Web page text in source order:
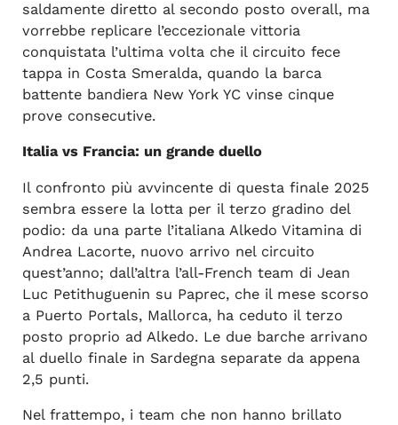
saldamente diretto al secondo posto overall, ma
vorrebbe replicare l’eccezionale vittoria
conquistata l’ultima volta che il circuito fece
tappa in Costa Smeralda, quando la barca
battente bandiera New York YC vinse cinque
prove consecutive.
Italia vs Francia: un grande duello
Il confronto più avvincente di questa finale 2025
sembra essere la lotta per il terzo gradino del
podio: da una parte l’italiana Alkedo Vitamina di
Andrea Lacorte, nuovo arrivo nel circuito
quest’anno; dall’altra l’all-French team di Jean
Luc Petithuguenin su Paprec, che il mese scorso
a Puerto Portals, Mallorca, ha ceduto il terzo
posto proprio ad Alkedo. Le due barche arrivano
al duello finale in Sardegna separate da appena
2,5 punti.
Nel frattempo, i team che non hanno brillato